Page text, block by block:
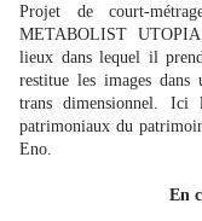
Projet de court-
METABOLIST
lieux dans lequel il
restitue les images dans
trans dimensionnel. Ici
patrimoniaux du
Eno.
En